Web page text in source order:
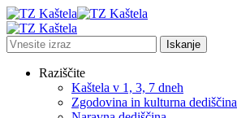
Raziščite
Kaštela v 1, 3, 7 dneh
Zgodovina in kulturna dediščina